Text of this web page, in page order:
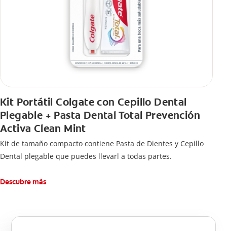
Kit Portátil Colgate con Cepillo Dental
Plegable + Pasta Dental Total Prevención
Activa Clean Mint
Kit de tamaño compacto contiene Pasta de Dientes y Cepillo
Dental plegable que puedes llevarl a todas partes.
Descubre más